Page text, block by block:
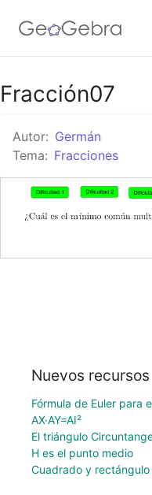
Google Classroom
GeoGebra Classroom
Fracción07
Autor: Germán
Tema: Fracciones
Nuevos recursos
Fórmula de Euler para
AX·AY=AI²
El triángulo
H es el punto medio
Cuadrado y